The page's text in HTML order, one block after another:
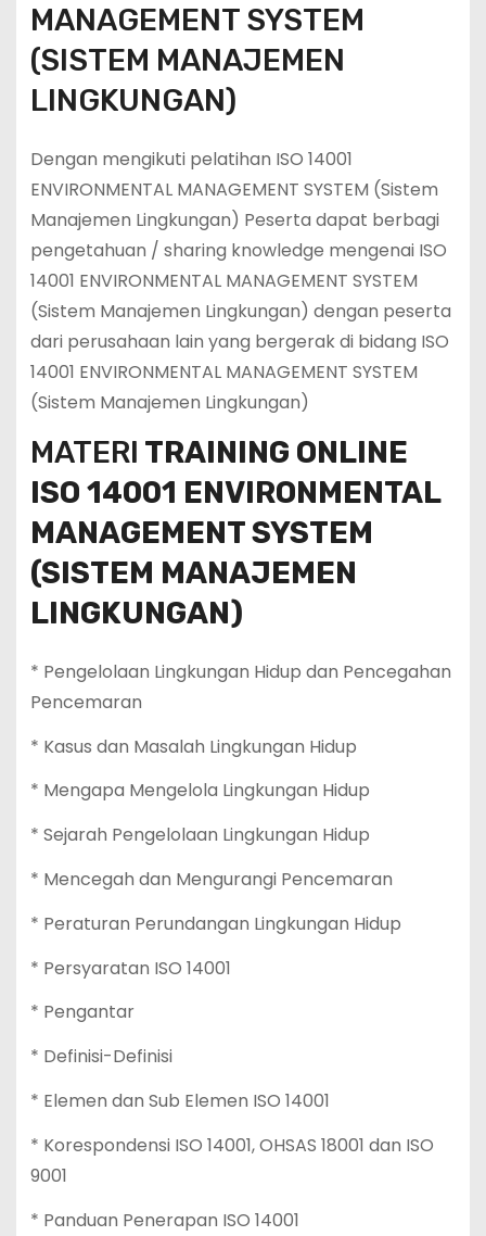
MANAGEMENT SYSTEM
(SISTEM MANAJEMEN
LINGKUNGAN)
Dengan mengikuti pelatihan ISO 14001
ENVIRONMENTAL MANAGEMENT SYSTEM (Sistem
Manajemen Lingkungan) Peserta dapat berbagi
pengetahuan / sharing knowledge mengenai ISO
14001 ENVIRONMENTAL MANAGEMENT SYSTEM
(Sistem Manajemen Lingkungan) dengan peserta
dari perusahaan lain yang bergerak di bidang ISO
14001 ENVIRONMENTAL MANAGEMENT SYSTEM
(Sistem Manajemen Lingkungan)
MATERI TRAINING ONLINE
ISO 14001 ENVIRONMENTAL
MANAGEMENT SYSTEM
(SISTEM MANAJEMEN
LINGKUNGAN)
* Pengelolaan Lingkungan Hidup dan Pencegahan
Pencemaran
* Kasus dan Masalah Lingkungan Hidup
* Mengapa Mengelola Lingkungan Hidup
* Sejarah Pengelolaan Lingkungan Hidup
* Mencegah dan Mengurangi Pencemaran
* Peraturan Perundangan Lingkungan Hidup
* Persyaratan ISO 14001
* Pengantar
* Definisi-Definisi
* Elemen dan Sub Elemen ISO 14001
* Korespondensi ISO 14001, OHSAS 18001 dan ISO
9001
* Panduan Penerapan ISO 14001